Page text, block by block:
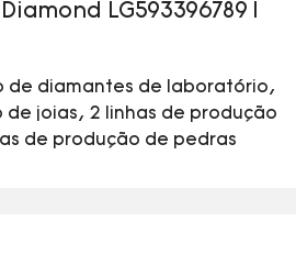
Diamond LG593396789 |
de diamantes de laboratório,
de joias, 2 linhas de produção
de produção de pedras